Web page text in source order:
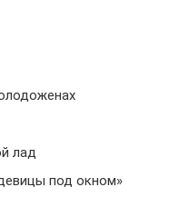
лад
под окном»